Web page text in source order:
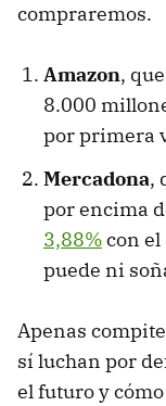
compraremos.
Amazon,
8.000
por primera
Mercadona,
por encima
3,88%con el
puede ni
Apenas
sí luchan por
el futuro y